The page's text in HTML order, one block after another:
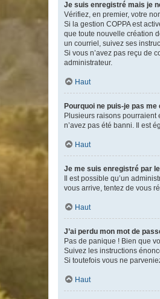
Je suis enregistré mais je
Vérifiez, en premier, votre
Si la gestion COPPA est
que toute nouvelle création
un courriel, suivez ses
Si vous n’avez pas reçu de
administrateur.
Haut
Pourquoi ne puis-je pas
Plusieurs raisons pourraient
n’avez pas été banni. Il est
Haut
Je me suis enregistré par
Il est possible qu’un
vous arrive, tentez de vous
Haut
J’ai perdu mon mot de
Pas de panique ! Bien que
Suivez les instructions
Si toutefois vous ne
Haut